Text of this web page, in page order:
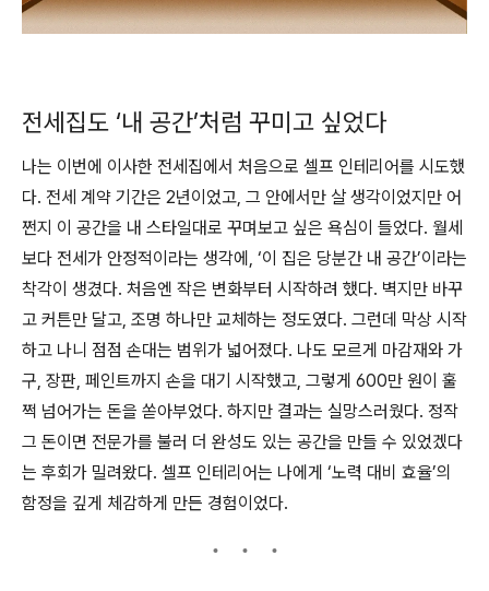
전세집도 ‘내 공간’처럼 꾸미고 싶었다
나는 이번에 이사한 전세집에서 처음으로 셀프 인테리어를 시도했
다. 전세 계약 기간은 2년이었고, 그 안에서만 살 생각이었지만 어
쩐지 이 공간을 내 스타일대로 꾸며보고 싶은 욕심이 들었다. 월세
보다 전세가 안정적이라는 생각에, ‘이 집은 당분간 내 공간’이라는
착각이 생겼다. 처음엔 작은 변화부터 시작하려 했다. 벽지만 바꾸
고 커튼만 달고, 조명 하나만 교체하는 정도였다. 그런데 막상 시작
하고 나니 점점 손대는 범위가 넓어졌다. 나도 모르게 마감재와 가
구, 장판, 페인트까지 손을 대기 시작했고, 그렇게 600만 원이 훌
쩍 넘어가는 돈을 쏟아부었다. 하지만 결과는 실망스러웠다. 정작
그 돈이면 전문가를 불러 더 완성도 있는 공간을 만들 수 있었겠다
는 후회가 밀려왔다. 셀프 인테리어는 나에게 ‘노력 대비 효율’의
함정을 깊게 체감하게 만든 경험이었다.